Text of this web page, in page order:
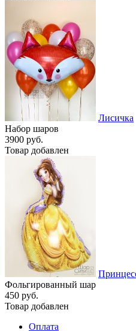
Лисичка
Набор шаров
3900 руб.
Товар добавлен
Фольгированный шар
450 руб.
Товар добавлен
Оплата